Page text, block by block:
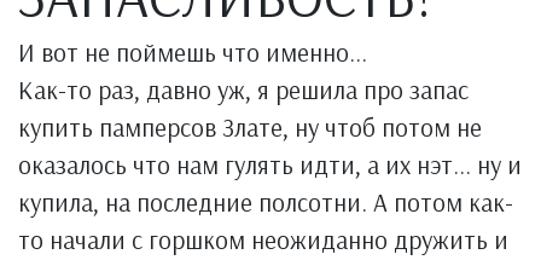
И вот не поймешь что именно...
Как-то раз, давно уж, я решила про запас
купить памперсов Злате, ну чтоб потом не
оказалось что нам гулять идти, а их нэт... ну и
купила, на последние полсотни. А потом как-
то начали с горшком неожиданно дружить и